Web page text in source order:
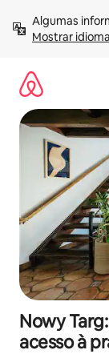
para
Mostrar
Nowy
acesso à